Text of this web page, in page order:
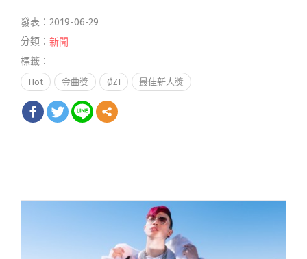
發表：2019-06-29
分類： 新聞
標籤：
Hot 金曲獎 ØZI 最佳新人獎